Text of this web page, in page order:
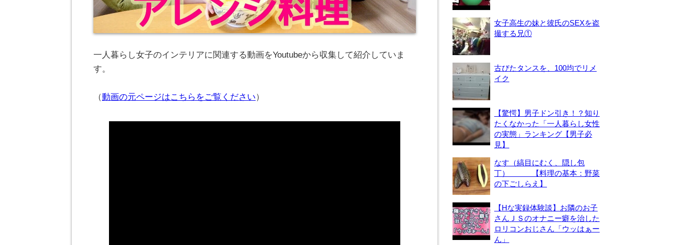
一人暮らし女子のインテリアに関連する動画をYoutubeから収集して紹介していま
す。
（動画の元ページはこちらをご覧ください）
女子高生の妹と彼氏のSEXを盗
撮する兄①
古びたタンスを、100均でリメ
イク
【驚愕】男子ドン引き！？知り
たくなかった「一人暮らし女性
の実態」ランキング【男子必
見】
なす（縞目にむく、隠し包
丁） 【料理の基本：野菜
の下ごしらえ】
【Hな実録体験談】お隣のお子
さんＪＳのオナニー癖を治した
ロリコンおじさん「ウッはぁー
ん」